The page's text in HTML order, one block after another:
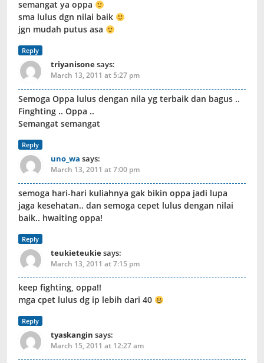
semangat ya oppa
sma lulus dgn nilai baik
jgn mudah putus asa
Reply
triyanisonesays:
March 13, 2011 at 5:27 pm
Semoga Oppa lulus dengan nila yg terbaik dan bagus ..
Finghting .. Oppa ..
Semangat semangat
Reply
uno_wa says:
March 13, 2011 at 7:00 pm
semoga hari-hari kuliahnya gak bikin oppa jadi lupa
jaga kesehatan.. dan semoga cepet lulus dengan nilai
baik.. hwaiting oppa!
Reply
teukieteukiesays:
March 13, 2011 at 7:15 pm
keep fighting, oppa!!
mga cpet lulus dg ip lebih dari 40
Reply
tyaskangin says:
March 15, 2011 at 12:27 am